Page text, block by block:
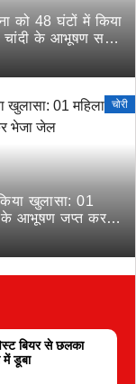
को 48 घंटों में किया
चांदी के आभूषण सहित
चोरी
खुलासा: 01
के आभूषण जप्त कर
बियर से छलका
में डूबा